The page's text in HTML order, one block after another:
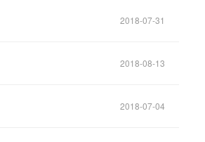
2018-07-31
2018-08-13
2018-07-04